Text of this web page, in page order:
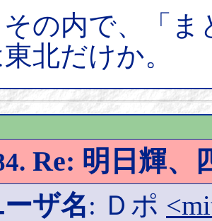
の内で、「ま
北だけか。
Re: 明日輝、
ザ名: Ｄポ